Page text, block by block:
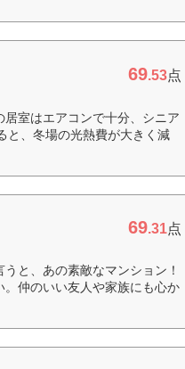
69.53点
室はエアコンで十分、シニア
と、冬場の光熱費が大きく減
69.31点
と、あの素敵なマンション！
仲のいい友人や家族にも心か